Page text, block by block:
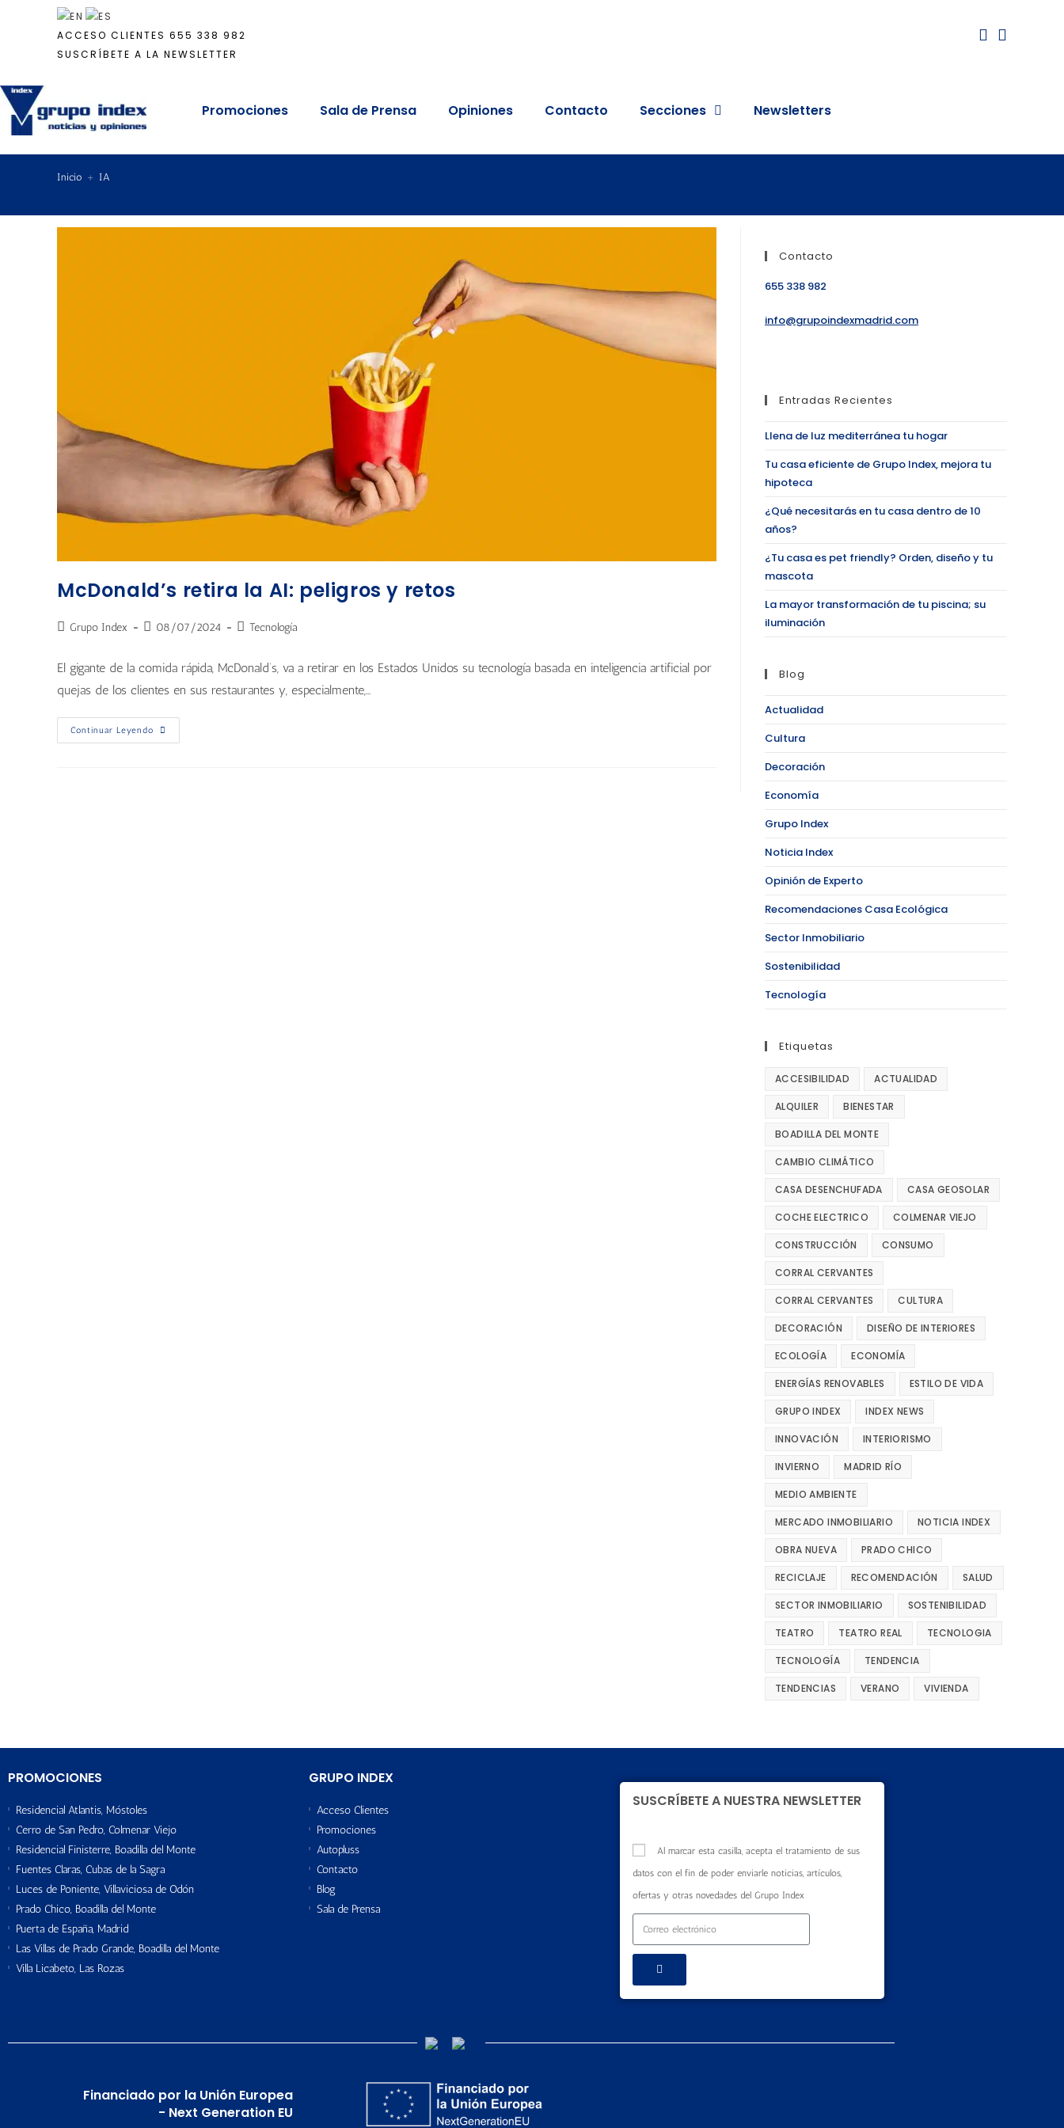
ACCESO CLIENTES 655 338 982
SUSCRÍBETE A LA NEWSLETTER
Promociones Sala de Prensa Opiniones Contacto Secciones Newsletters
Inicio + IA
McDonald’s retira la AI: peligros y retos
Grupo Index 08/07/2024 Tecnología
El gigante de la comida rápida, McDonald’s, va a retirar en los Estados Unidos su tecnología basada en inteligencia artificial por
quejas de los clientes en sus restaurantes y, especialmente,…
Continuar Leyendo
Contacto
655 338 982
info@grupoindexmadrid.com
Entradas Recientes
Llena de luz mediterránea tu hogar
Tu casa eficiente de Grupo Index, mejora tu
hipoteca
¿Qué necesitarás en tu casa dentro de 10
años?
¿Tu casa es pet friendly? Orden, diseño y tu
mascota
La mayor transformación de tu piscina; su
iluminación
Blog
Actualidad
Cultura
Decoración
Economía
Grupo Index
Noticia Index
Opinión de Experto
Recomendaciones Casa Ecológica
Sector Inmobiliario
Sostenibilidad
Tecnología
Etiquetas
ACCESIBILIDAD ACTUALIDAD
ALQUILER BIENESTAR
BOADILLA DEL MONTE
CAMBIO CLIMÁTICO
CASA DESENCHUFADA CASA GEOSOLAR
COCHE ELECTRICO COLMENAR VIEJO
CONSTRUCCIÓN CONSUMO
CORRAL CERVANTES
CORRAL CERVANTES CULTURA
DECORACIÓN DISEÑO DE INTERIORES
ECOLOGÍA ECONOMÍA
ENERGÍAS RENOVABLES ESTILO DE VIDA
GRUPO INDEX INDEX NEWS
INNOVACIÓN INTERIORISMO
INVIERNO MADRID RÍO
MEDIO AMBIENTE
MERCADO INMOBILIARIO NOTICIA INDEX
OBRA NUEVA PRADO CHICO
RECICLAJE RECOMENDACIÓN SALUD
SECTOR INMOBILIARIO SOSTENIBILIDAD
TEATRO TEATRO REAL TECNOLOGIA
TECNOLOGÍA TENDENCIA
TENDENCIAS VERANO VIVIENDA
PROMOCIONES
Residencial Atlantis, Móstoles
Cerro de San Pedro, Colmenar Viejo
Residencial Finisterre, Boadilla del Monte
Fuentes Claras, Cubas de la Sagra
Luces de Poniente, Villaviciosa de Odón
Prado Chico, Boadilla del Monte
Puerta de España, Madrid
Las Villas de Prado Grande, Boadilla del Monte
Villa Licabeto, Las Rozas
GRUPO INDEX
Acceso Clientes
Promociones
Autopluss
Contacto
Blog
Sala de Prensa
SUSCRÍBETE A NUESTRA NEWSLETTER
Al marcar esta casilla, acepta el tratamiento de sus
datos con el fin de poder enviarle noticias, artículos,
ofertas y otras novedades del Grupo Index
Financiado por la Unión Europea
- Next Generation EU